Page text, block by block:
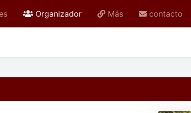
Organizadoractive Más contacto